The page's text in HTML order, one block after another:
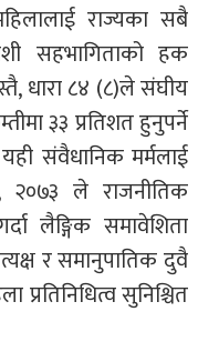
राज्यका सबै
सहभागिताको हक
धारा ८४ (८)ले संघीय
३३ प्रतिशत हुनुपर्ने
संवैधानिक मर्मलाई
२०७३ ले राजनीतिक
लैङ्गिक समावेशिता
र समानुपातिक दुवै
प्रतिनिधित्व सुनिश्चित